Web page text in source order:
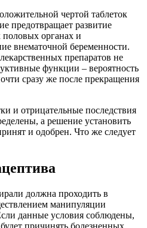
чертой таблеток
предотвращает развитие
органах и
внематочной беременности.
препаратов не
функции – вероятность
сразу же после прекращения
и отрицательные последствия
а решение установить
и одобрен. Что же следует
должна проходить в
манипуляции
данные условия соблюдены,
причинять болезненных